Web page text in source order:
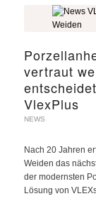
vertraut
VlexPlus
NEWS
Nach 20 Jahren
Weiden das
der modernsten
Lösung von